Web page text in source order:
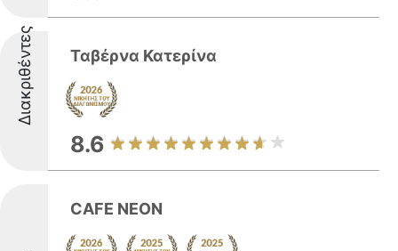
Διακριθέντες Ταβέρνα Κατερίνα
8.6
CAFE NEON